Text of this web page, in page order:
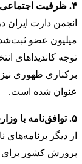
۴. ظرفیت اجتماعی انجمن دارت ایران
انجمن دارت
میلیون عضو
توجه کاندیداهای
برکناری ظهوری
عنوان شده است.
۵. توافق‌نامه با وزارت آموزش و پرورش
از دیگر
پرورش کشور